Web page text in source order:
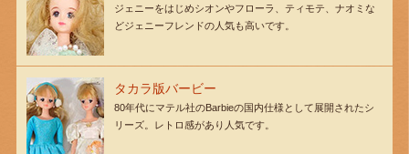
ジェニーをはじめシオンやフローラ、ティモテ、ナオミな
どジェニーフレンドの人気も高いです。
タカラ版バービー
80年代にマテル社のBarbieの国内仕様として展開されたシ
リーズ。レトロ感があり人気です。